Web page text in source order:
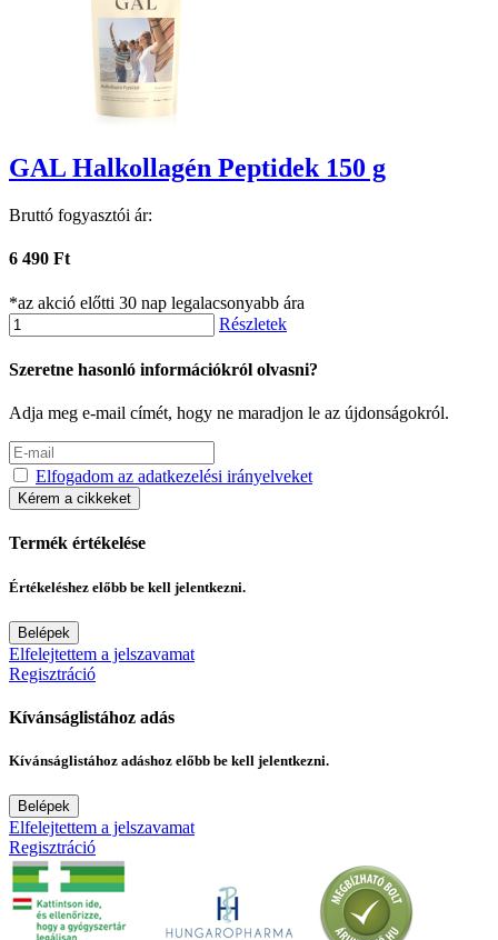
GAL Halkollagén Peptidek 150 g
Bruttó fogyasztói ár:
6 490 Ft
*az akció előtti 30 nap legalacsonyabb ára
Részletek
Szeretne hasonló információkról olvasni?
Adja meg e-mail címét, hogy ne maradjon le az újdonságokról.
Elfogadom az adatkezelési irányelveket
Kérem a cikkeket
Termék értékelése
Értékeléshez előbb be kell jelentkezni.
Belépek
Elfelejtettem a jelszavamat
Regisztráció
Kívánságlistához adás
Kívánságlistához adáshoz előbb be kell jelentkezni.
Belépek
Elfelejtettem a jelszavamat
Regisztráció